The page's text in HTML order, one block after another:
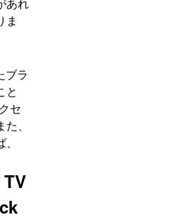
あれ
ま
ブラ
と
セ
、